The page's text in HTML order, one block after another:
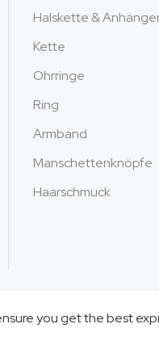
Halskette &
Kette
Ohrringe
Ring
Armband
Manschettenknöpfe
Haarschmuck
you get the best